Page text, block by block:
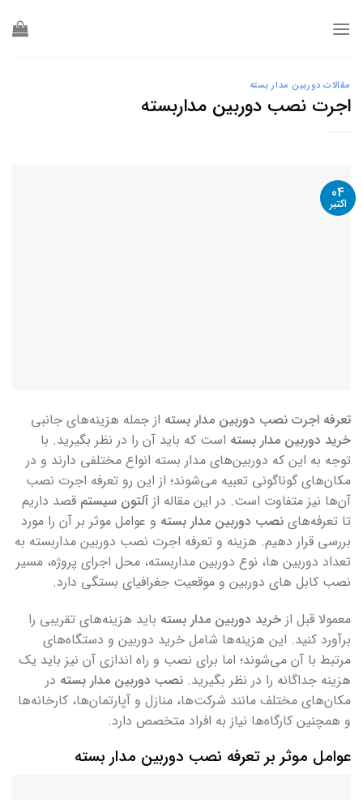
مقالات دوربین مدار بسته
اجرت نصب دوربین مداربسته
04
اکتبر
تعرفه اجرت نصب دوربین مدار بسته از جمله هزینه‌های جانبی
خرید دوربین مدار بسته است که باید آن را در نظر بگیرید. با
توجه به این که دوربین‌های مدار بسته انواع مختلفی دارند و در
مکان‌های گوناگونی تعبیه می‌شوند؛ از این رو تعرفه اجرت نصب
آن‌ها نیز متفاوت است. در این مقاله از آلتون سیستم قصد داریم
تا تعرفه‌های نصب دوربین مدار بسته و عوامل موثر بر آن را مورد
بررسی قرار دهیم. هزینه و تعرفه اجرت نصب دوربین مداربسته به
تعداد دوربین ها، نوع دوربین مداربسته، محل اجرای پروژه، مسیر
نصب کابل های دوربین و موقعیت جغرافیای بستگی دارد.
معمولا قبل از خرید دوربین مدار بسته باید هزینه‌های تقریبی را
برآورد کنید. این هزینه‌ها شامل خرید دوربین و دستگاه‌های
مرتبط با آن می‌شوند؛ اما برای نصب و راه اندازی آن نیز باید یک
هزینه جداگانه را در نظر بگیرید. نصب دوربین مدار بسته در
مکان‌های مختلف مانند شرکت‌ها، منازل و آپارتمان‌ها، کارخانه‌ها
و همچنین کارگاه‌ها نیاز به افراد متخصص دارد.
عوامل موثر بر تعرفه نصب دوربین مدار بسته